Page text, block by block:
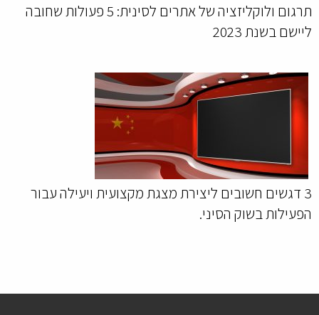
תרגום ולוקליזציה של אתרים לסינית: 5 פעולות שחובה
ליישם בשנת 2023
3 דגשים חשובים ליצירת מצגת מקצועית ויעילה עבור
הפעילות בשוק הסיני.